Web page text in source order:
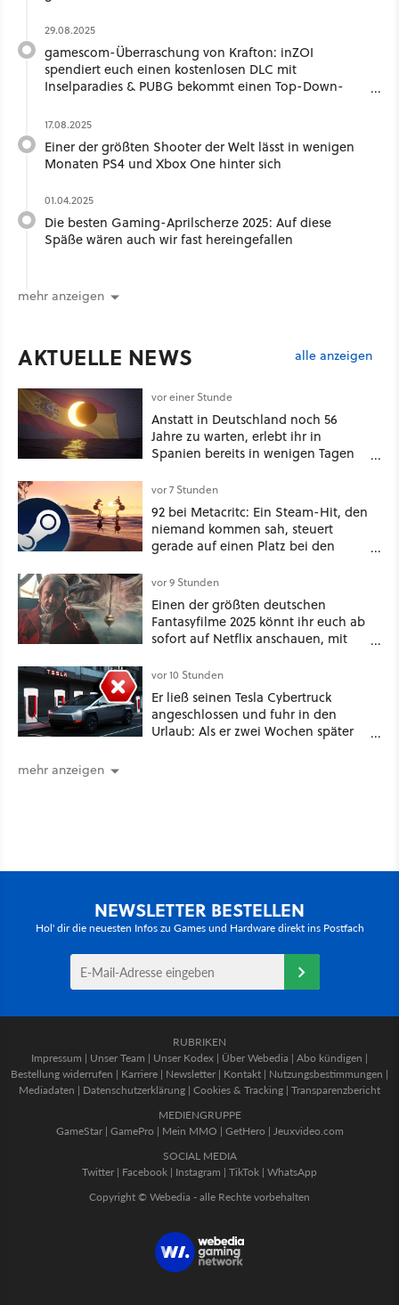
29.08.2025
gamescom-Überraschung von Krafton: inZOI
spendiert euch einen kostenlosen DLC mit
Inselparadies & PUBG bekommt einen Top-Down-
17.08.2025
Einer der größten Shooter der Welt lässt in wenigen
Monaten PS4 und Xbox One hinter sich
01.04.2025
Die besten Gaming-Aprilscherze 2025: Auf diese
Späße wären auch wir fast hereingefallen
mehr anzeigen
AKTUELLE NEWS alle anzeigen
vor einer Stunde
Anstatt in Deutschland noch 56
Jahre zu warten, erlebt ihr in
Spanien bereits in wenigen Tagen
vor 7 Stunden
92 bei Metacritc: Ein Steam-Hit, den
niemand kommen sah, steuert
gerade auf einen Platz bei den
vor 9 Stunden
Einen der größten deutschen
Fantasyfilme 2025 könnt ihr euch ab
sofort auf Netflix anschauen, mit
vor 10 Stunden
Er ließ seinen Tesla Cybertruck
angeschlossen und fuhr in den
Urlaub: Als er zwei Wochen später
mehr anzeigen
NEWSLETTER BESTELLEN
Hol' dir die neuesten Infos zu Games und Hardware direkt ins Postfach
RUBRIKEN
Impressum | Unser Team | Unser Kodex | Über Webedia | Abo kündigen |
Bestellung widerrufen | Karriere | Newsletter | Kontakt | Nutzungsbestimmungen |
Mediadaten | Datenschutzerklärung | Cookies & Tracking | Transparenzbericht
MEDIENGRUPPE
GameStar| GamePro | Mein MMO | GetHero | Jeuxvideo.com
SOCIAL MEDIA
Twitter | Facebook | Instagram | TikTok | WhatsApp
Copyright © Webedia - alle Rechte vorbehalten